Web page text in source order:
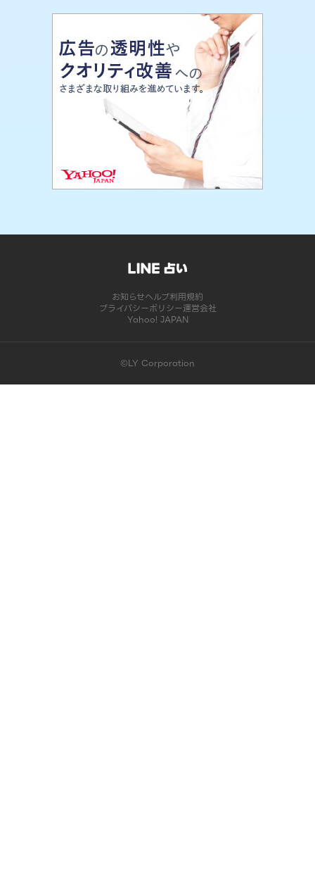
お知らせヘルプ利用規約
プライバシーポリシー運営会社
Yahoo! JAPAN
©LY Corporation
このコンテンツは掲載が終了しました | LINE占い